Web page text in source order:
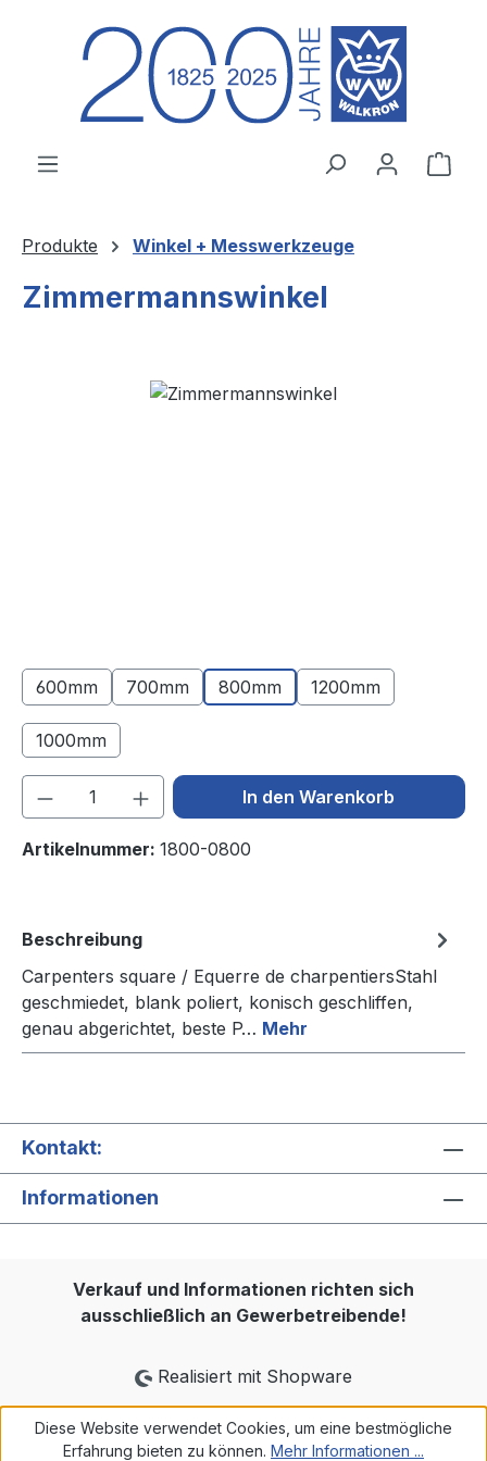
Zum Hauptinhalt springen
Produkte Winkel + Messwerkzeuge
Zimmermannswinkel
Bildergalerie überspringen
600mm 700mm 800mm 1200mm
1000mm
(Diese Option ist zurzeit nicht verfügbar.)
Produkt Anzahl: Gib denIn den Warenkorb
Artikelnummer: 1800-0800
Beschreibung
Carpenters square / Equerre de charpentiersStahl
geschmiedet, blank poliert, konisch geschliffen,
genau abgerichtet, beste P… Mehr
Kontakt:
Informationen
Verkauf und Informationen richten sich
ausschließlich an Gewerbetreibende!
Realisiert mit Shopware
Diese Website verwendet Cookies, um eine bestmögliche
Erfahrung bieten zu können. Mehr Informationen ...